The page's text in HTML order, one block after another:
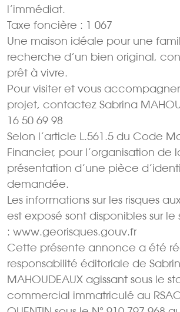
l’immédiat.
Taxe foncière : 1 067
Une maison idéale pour une
recherche d’un bien original,
prêt à vivre.
Pour visiter et vous
projet, contactez Sabrina
16 50 69 98
Selon l’article L.561.5 du Code
Financier, pour l’organisation de
présentation d’une pièce
demandée.
Les informations sur les risques
est exposé sont disponibles sur le
: www.georisques.gouv.fr
Cette présente annonce a été
responsabilité éditoriale de
MAHOUDEAUX agissant sous le
commercial immatriculé au